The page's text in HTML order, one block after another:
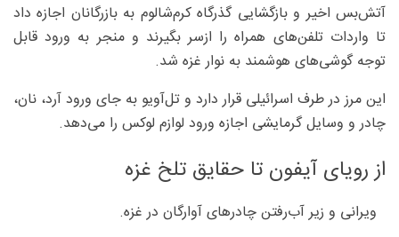
آتش‌بس اخیر و بازگشایی گذرگاه کرم‌شالوم به بازرگانان اجازه داد
تا واردات تلفن‌های همراه را ازسر بگیرند و منجر به ورود قابل
توجه گوشی‌های هوشمند به نوار غزه شد.
این مرز در طرف اسرائیلی قرار دارد و تل‌آویو به جای ورود آرد، نان،
چادر و وسایل گرمایشی اجازه ورود لوازم لوکس را می‌دهد.
از رویای آیفون تا حقایق تلخ غزه
ویرانی و زیر آب‌رفتن چادرهای آوارگان در غزه.